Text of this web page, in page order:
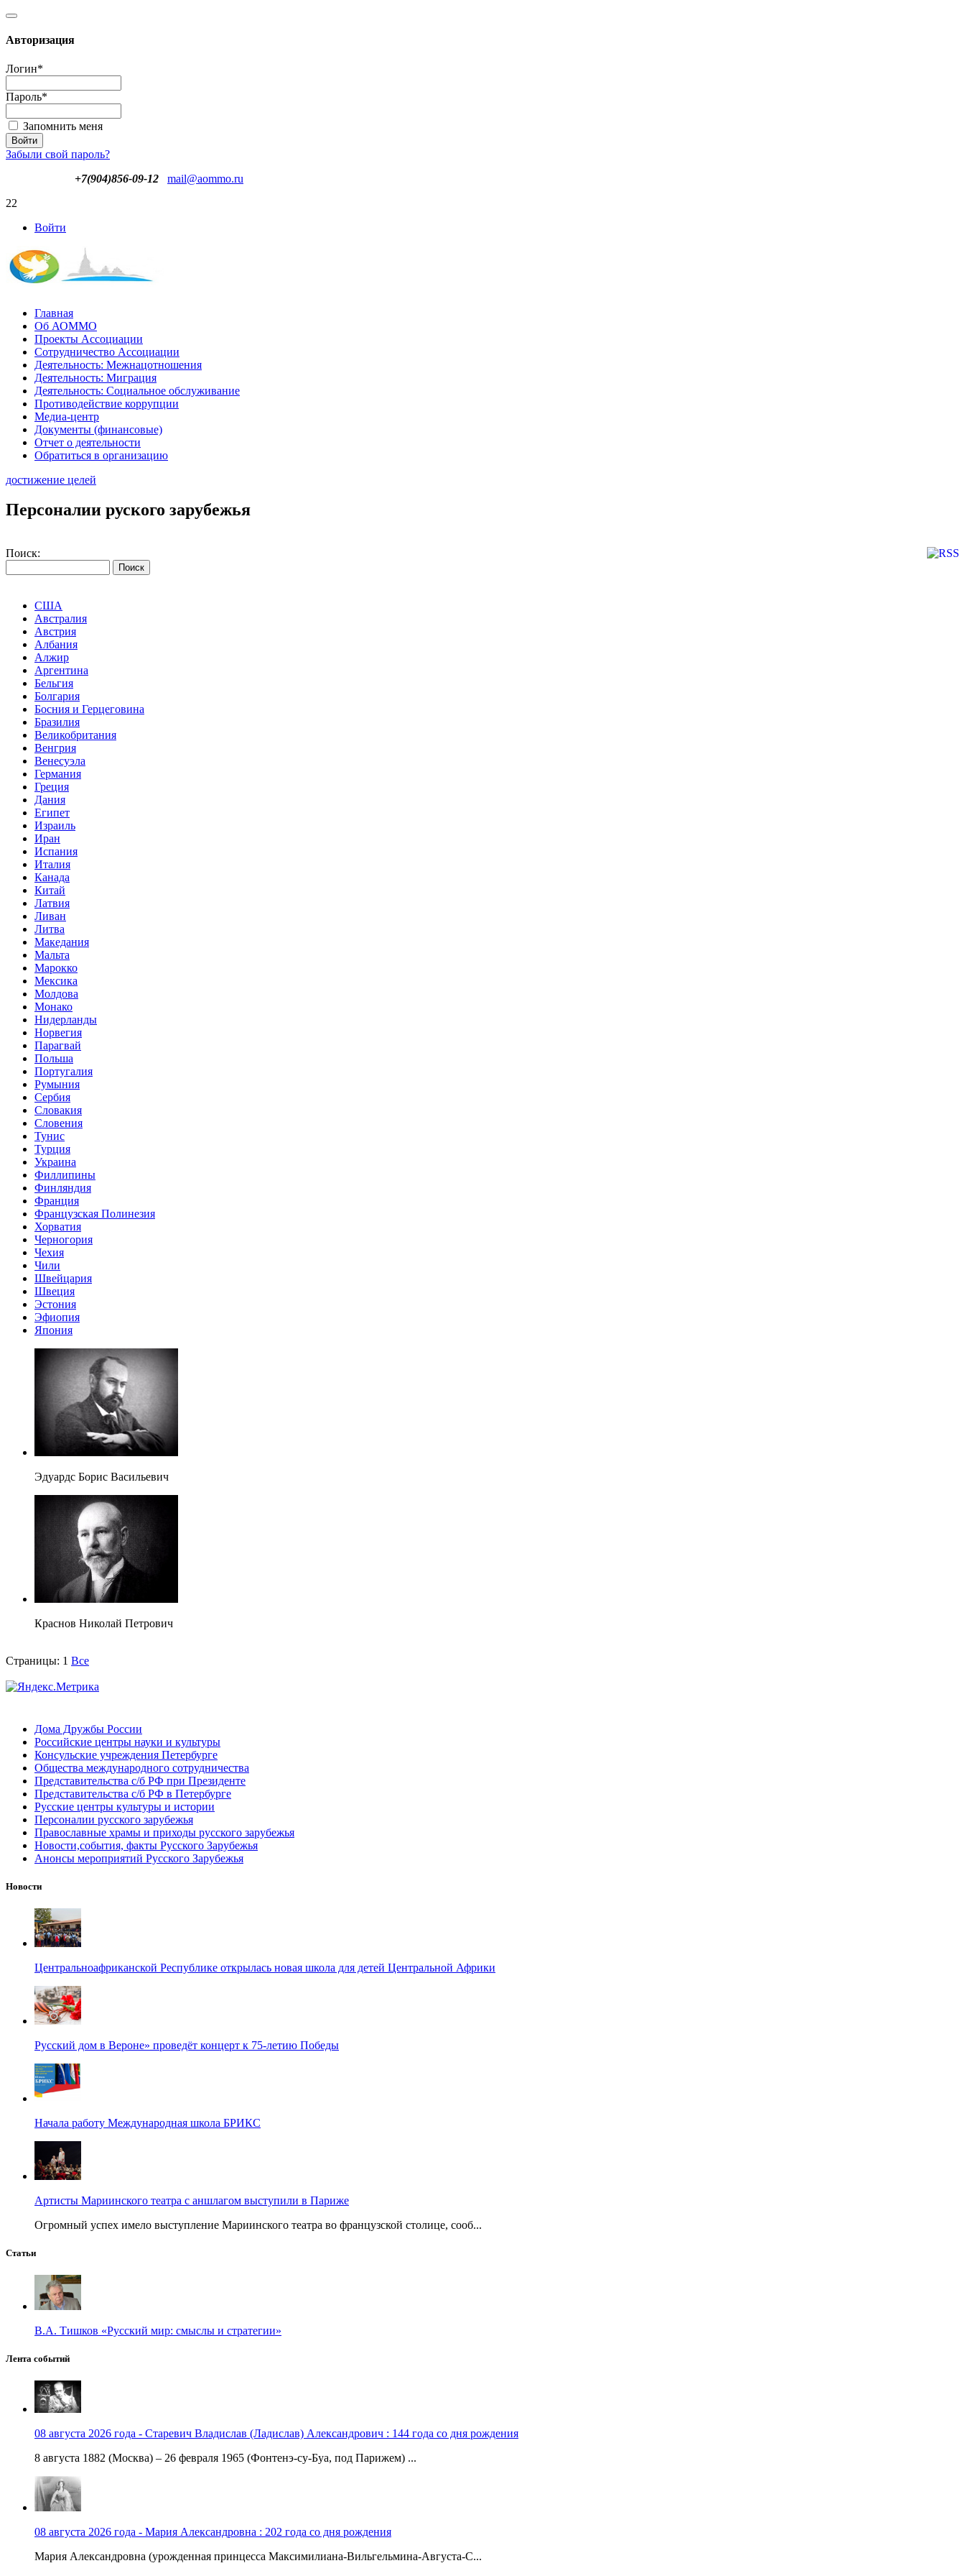
Авторизация
Логин*
Пароль*
Запомнить меня
Забыли свой пароль?
+7(904)856-09-12
mail@aommo.ru
22
Войти
Главная
Об АОММО
Проекты Ассоциации
Сотрудничество Ассоциации
Деятельность: Межнацотношения
Деятельность: Миграция
Деятельность: Социальное обслуживание
Противодействие коррупции
Медиа-центр
Документы (финансовые)
Отчет о деятельности
Обратиться в организацию
достижение целей
Персоналии руского зарубежья
Поиск:
США
Австралия
Австрия
Албания
Алжир
Аргентина
Бельгия
Болгария
Босния и Герцеговина
Бразилия
Великобритания
Венгрия
Венесуэла
Германия
Греция
Дания
Египет
Израиль
Иран
Испания
Италия
Канада
Китай
Латвия
Ливан
Литва
Македания
Мальта
Марокко
Мексика
Молдова
Монако
Нидерланды
Норвегия
Парагвай
Польша
Португалия
Румыния
Сербия
Словакия
Словения
Тунис
Турция
Украина
Филлипины
Финляндия
Франция
Французская Полинезия
Хорватия
Черногория
Чехия
Чили
Швейцария
Швеция
Эстония
Эфиопия
Япония
Эдуардс Борис Васильевич
Краснов Николай Петрович
Страницы: 1 Все
Дома Дружбы России
Российские центры науки и культуры
Консульские учреждения Петербурге
Общества международного сотрудничества
Представительства с/б РФ при Президенте
Представительства с/б РФ в Петербурге
Русские центры культуры и истории
Персоналии русского зарубежья
Православные храмы и приходы русского зарубежья
Новости,события, факты Русского Зарубежья
Анонсы мероприятий Русского Зарубежья
Новости
Центральноафриканской Республике открылась новая школа для детей Центральной Африки
Русский дом в Вероне» проведёт концерт к 75-летию Победы
Начала работу Международная школа БРИКС
Артисты Мариинского театра с аншлагом выступили в Париже
Огромный успех имело выступление Мариинского театра во французской столице, сооб...
Статьи
В.А. Тишков «Русский мир: смыслы и стратегии»
Лента событий
08 августа 2026 года - Старевич Владислав (Ладислав) Александрович : 144 года со дня рождения
8 августа 1882 (Москва) – 26 февраля 1965 (Фонтенэ-су-Буа, под Парижем) ...
08 августа 2026 года - Мария Александровна : 202 года со дня рождения
Мария Александровна (урожденная принцесса Максимилиана-Вильгельмина-Августа-С...